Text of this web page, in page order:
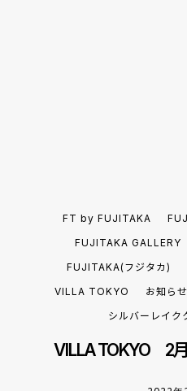
FT by FUJITAKA
FUJITAKA GALLERY
FUJITAKA(フジタカ)
VILLA TOKYO
お知らせ
シルバーレイク
VILLA TOKYO 2